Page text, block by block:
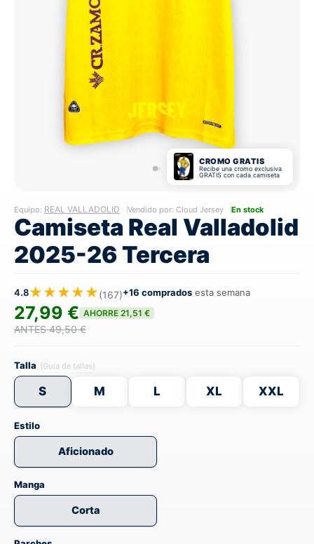
CROMO GRATIS
Recibe una cromo exclusiva
GRATIS con cada camiseta
Equipo: REAL VALLADOLID Vendido por: Cloud Jersey En stock
Camiseta Real Valladolid
2025-26 Tercera
4.8★★★★★(167)+16 comprados esta semana
27,99 € AHORRE 21,51 €
ANTES 49,50 €
Talla (Guía de tallas)
S M L XL XXL
Estilo
Aficionado
Manga
Corta